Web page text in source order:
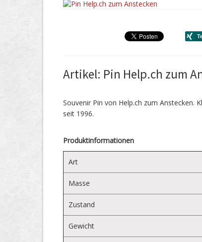
Artikel: Pin Help.ch zum
Souvenir Pin von Help.ch zum Anstecken.
seit 1996.
Produktinformationen
Art
Masse
Zustand
Gewicht